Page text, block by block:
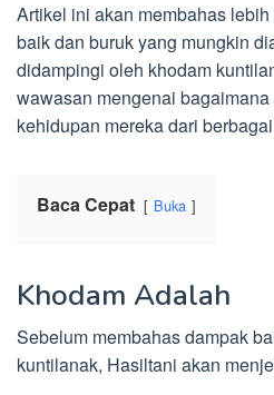
Artikel ini akan membahas
baik dan buruk yang mungkin
didampingi oleh khodam
wawasan mengenai
kehidupan mereka dari
Baca Cepat Buka
Khodam Adalah
Sebelum membahas dampak
kuntilanak, Hasiltani akan